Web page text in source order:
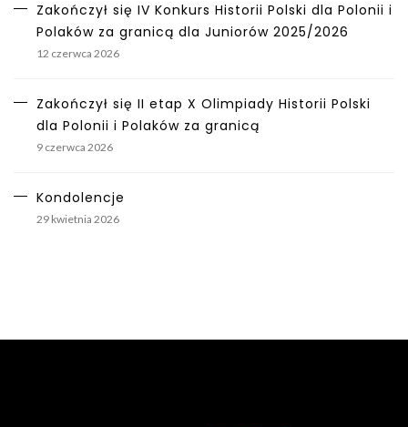
Zakończył się IV Konkurs Historii Polski dla Polonii i
Polaków za granicą dla Juniorów 2025/2026
12 czerwca 2026
Zakończył się II etap X Olimpiady Historii Polski
dla Polonii i Polaków za granicą
9 czerwca 2026
Kondolencje
29 kwietnia 2026